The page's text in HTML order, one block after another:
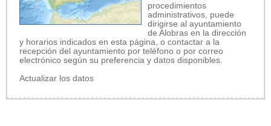
procedimientos
administrativos, puede
dirigirse al ayuntamiento
de Alobras en la dirección
y horarios indicados en esta página, o contactar a la
recepción del ayuntamiento por teléfono o por correo
electrónico según su preferencia y datos disponibles.
Actualizar los datos